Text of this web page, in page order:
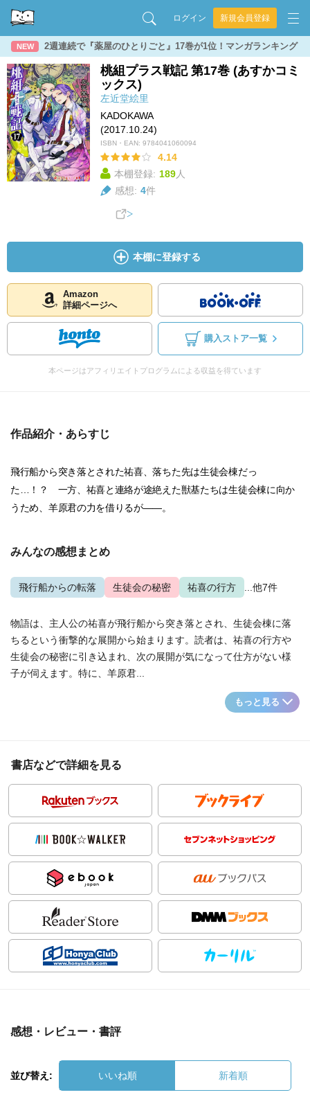
ログイン 新規会員登録
NEW 2週連続で『薬屋のひとりごと』17巻が1位！マンガランキング
桃組プラス戦記 第17巻 (あすかコミ
ックス)
左近堂絵里
KADOKAWA
(2017.10.24)
ISBN・EAN: 9784041060094
4.14
本棚登録: 189人
感想: 4件
本棚に登録する
Amazon
詳細ページへ
購入ストア一覧
本ページはアフィリエイトプログラムによる収益を得ています
作品紹介・あらすじ
飛行船から突き落とされた祐喜、落ちた先は生徒会棟だっ
た…！？ 一方、祐喜と連絡が途絶えた獣基たちは生徒会棟に向か
うため、羊原君の力を借りるが――。
みんなの感想まとめ
飛行船からの転落 生徒会の秘密 祐喜の行方 ...他7件
物語は、主人公の祐喜が飛行船から突き落とされ、生徒会棟に落
ちるという衝撃的な展開から始まります。読者は、祐喜の行方や
生徒会の秘密に引き込まれ、次の展開が気になって仕方がない様
子が伺えます。特に、羊原君...
もっと見る
書店などで詳細を見る
感想・レビュー・書評
並び替え: いいね順 新着順